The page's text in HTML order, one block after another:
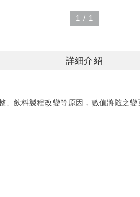
1 / 1
詳細介紹
、飲料製程改變等原因，數值將隨之變